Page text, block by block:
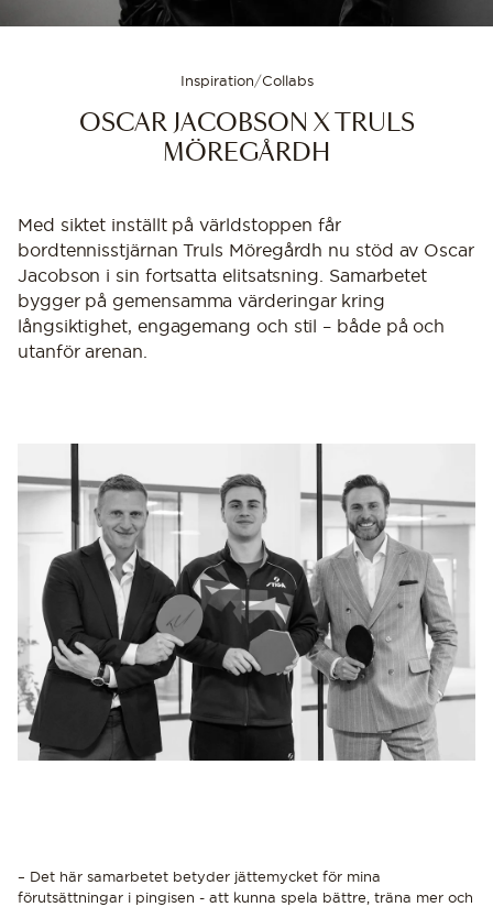
UPPTÄCK DE SENASTE NYHETERNA
Inspiration/Collabs
OSCAR JACOBSON X TRULS
MÖREGÅRDH
Med siktet inställt på världstoppen får
bordtennisstjärnan Truls Möregårdh nu stöd av Oscar
Jacobson i sin fortsatta elitsatsning. Samarbetet
bygger på gemensamma värderingar kring
långsiktighet, engagemang och stil – både på och
utanför arenan.
– Det här samarbetet betyder jättemycket för mina
förutsättningar i pingisen - att kunna spela bättre, träna mer och